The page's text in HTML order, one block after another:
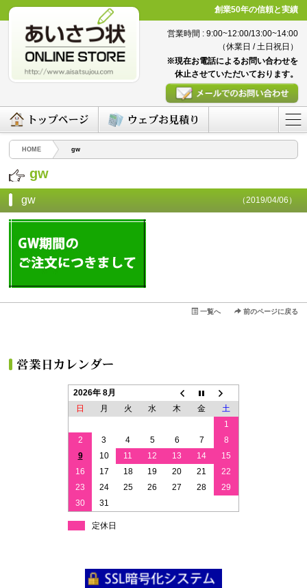
創業50年の信頼と実績
営業時間 : 9:00~12:00/13:00~14:00
（休業日 / 土日祝日）
※現在お電話によるお問い合わせを
休止させていただいております。
HOME gw
gw
gw （2019/04/06）
一覧へ 前のページに戻る
2026年 8月
日
月 火 水 木 金
土
1
2
3 4 5 6 7
8
9
10 11 12 13 14
15
16
17 18 19 20 21
22
23
24 25 26 27 28
29
30
31
定休日